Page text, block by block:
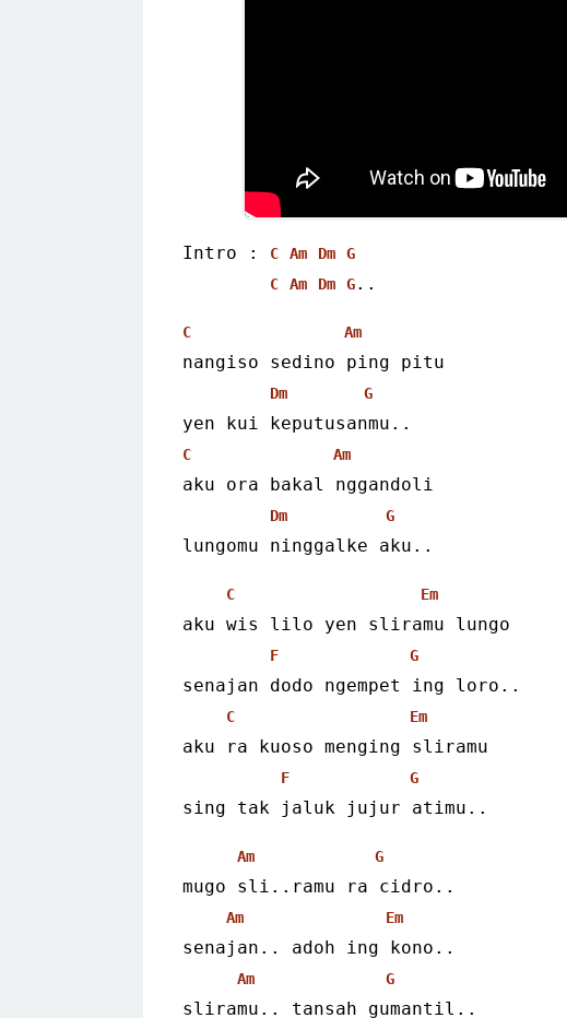
Intro : C Am Dm
G
C
Am Dm G..
C Am
nangiso sedino ping pitu
Dm G
yen kui keputusanmu..
C Am
aku ora bakal nggandoli
Dm G
lungomu ninggalke aku..
C Em
aku wis lilo yen sliramu lungo
F G
senajan dodo ngempet ing loro..
C Em
aku ra kuoso menging sliramu
F G
sing tak jaluk jujur atimu..
Am G
mugo sli..ramu ra cidro..
Am Em
senajan.. adoh ing kono..
Am G
sliramu.. tansah gumantil..